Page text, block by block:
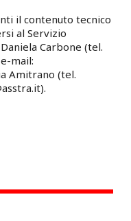
il contenuto tecnico
al Servizio
Carbone (tel.
mail:
Amitrano (tel.